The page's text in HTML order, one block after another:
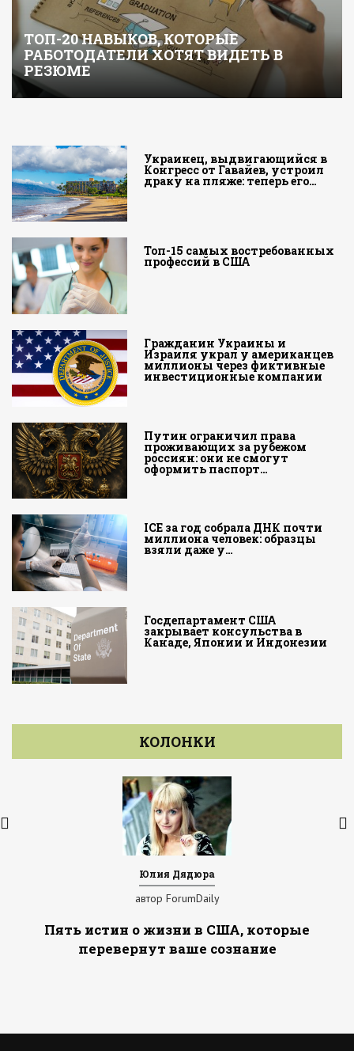
ТОП-20 НАВЫКОВ, КОТОРЫЕ
РАБОТОДАТЕЛИ ХОТЯТ ВИДЕТЬ В
РЕЗЮМЕ
Украинец, выдвигающийся в
Конгресс от Гавайев, устроил
драку на пляже: теперь его…
Топ-15 самых востребованных
профессий в США
Гражданин Украины и
Израиля украл у американцев
миллионы через фиктивные
инвестиционные компании
Путин ограничил права
проживающих за рубежом
россиян: они не смогут
оформить паспорт…
ICE за год собрала ДНК почти
миллиона человек: образцы
взяли даже у…
Госдепартамент США
закрывает консульства в
Канаде, Японии и Индонезии
КОЛОНКИ
Юлия Дядюра
автор ForumDaily
Пять истин о жизни в США, которые
перевернут ваше сознание